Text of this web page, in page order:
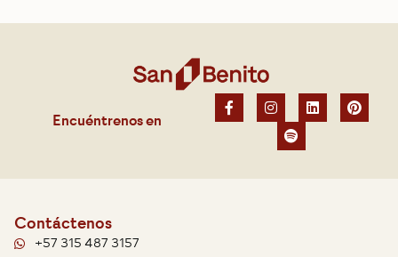
Encuéntrenos en
Contáctenos
+57 315 487 3157